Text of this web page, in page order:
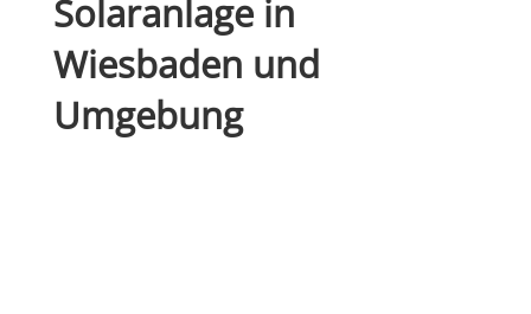
Solaranlage in
Wiesbaden und
Umgebung